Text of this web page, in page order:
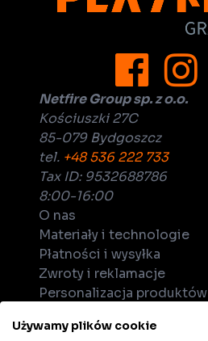
Netfire Group sp. z o.o.
Kościuszki 27C
85-079 Bydgoszcz
tel. +48 536 222 733
Tax ID: 9532688786
8:00-16:00
O nas
Materiały i technologie
Płatności i wysyłka
Zwroty i reklamacje
Personalizacja produktów
Zostań dystrybutorem
Używamy plików cookie